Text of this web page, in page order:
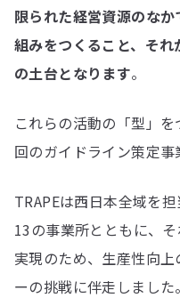
限られた経営資源のな
組みをつくること、それ
の土台となります。
これらの活動の「型」
回のガイドライン策定事
TRAPEは西日本全域を
13の事業所とともに、
実現のため、生産性向
ーの挑戦に伴走しました。